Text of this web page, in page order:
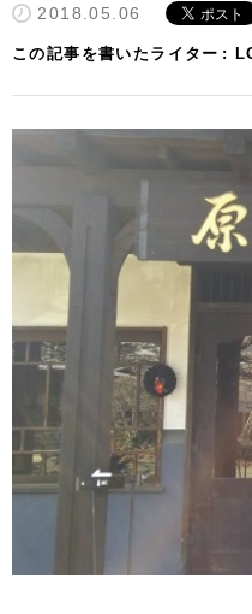
2018.05.06
この記事を書いたライター